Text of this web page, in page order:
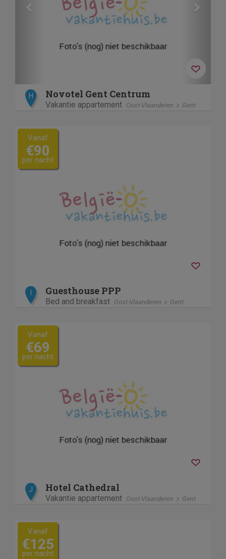
H Novotel Gent Centrum
Vakantie appartement Oost-Vlaanderen Gent
Vanaf
€90
per nacht
Guesthouse PPP
Bed and breakfast Oost-Vlaanderen Gent
Vanaf
€69
per nacht
J Hotel Cathedral
Vakantie appartement Oost-Vlaanderen Gent
Vanaf
€125
per nacht